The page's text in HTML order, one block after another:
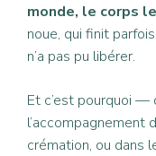
monde, le corps
noue, qui finit
n’a pas pu libérer.
Et c’est pourquoi —
l’accompagnement
crémation, ou dans